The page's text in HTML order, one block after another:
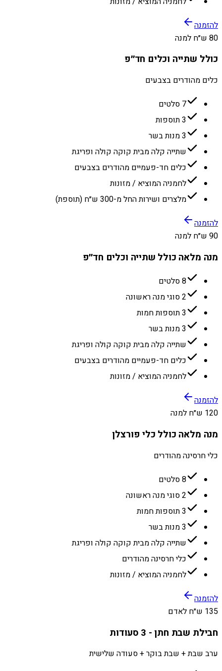
להזמנה
80 ש״ח למנה
כולל שתייה וכלים חד״פ
כלים מהודרים בצבעים
7 סלטים
3 תוספות
3 מנות בשר
שתייה קלה מבית קוקה קולה ופריגת
כלים חד-פעמיים מהודרים בצבעים
לחמניה המוציא / מזונות
מלצרים ושירות החל מ-300 ש״ח (תוספת)
להזמנה
90 ש״ח למנה
מנה מלאה כולל שתייה וכלים חד״פ
8 סלטים
2 סוגי מנה ראשונה
3 תוספות חמות
3 מנות בשר
שתייה קלה מבית קוקה קולה ופריגת
כלים חד-פעמיים מהודרים בצבעים
לחמניה המוציא / מזונות
להזמנה
120 ש״ח למנה
מנה מלאה כולל כלי פורצלן
כלי חרסינה מהודרים
8 סלטים
2 סוגי מנה ראשונה
3 תוספות חמות
3 מנות בשר
שתייה קלה מבית קוקה קולה ופריגת
כלי חרסינה מהודרים
לחמניה המוציא / מזונות
להזמנה
135 ש״ח לאדם
חבילת שבת חתן - 3 סעודות
ערב שבת + שבת בוקר + סעודה שלישית